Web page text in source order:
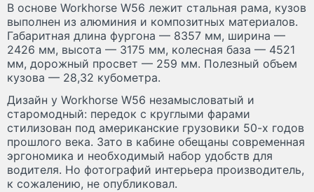
В основе Workhorse W56 лежит стальная рама, кузов
выполнен из алюминия и композитных материалов.
Габаритная длина фургона — 8357 мм, ширина —
2426 мм, высота — 3175 мм, колесная база — 4521
мм, дорожный просвет — 259 мм. Полезный объем
кузова — 28,32 кубометра.
Дизайн у Workhorse W56 незамысловатый и
старомодный: передок с круглыми фарами
стилизован под американские грузовики 50-х годов
прошлого века. Зато в кабине обещаны современная
эргономика и необходимый набор удобств для
водителя. Но фотографий интерьера производитель,
к сожалению, не опубликовал.